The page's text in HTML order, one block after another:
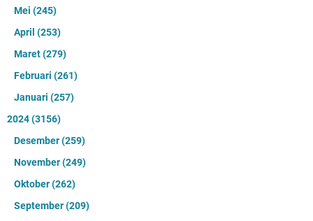
Mei (245)
April (253)
Maret(279)
Februari (261)
Januari (257)
2024(3156)
Desember(259)
November(249)
Oktober(262)
September(209)